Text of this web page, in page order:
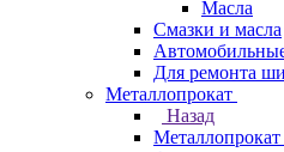
Масла
Смазки и масла
Для ремонта
Металлопрокат
Назад
Металлопрокат